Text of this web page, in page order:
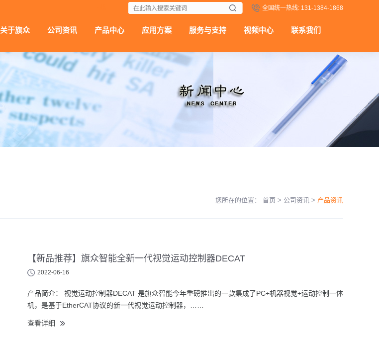
全国统一热线: 131-1384-1868
关于旗众 公司资讯 产品中心 应用方案 服务与支持 视频中心 联系我们
您所在的位置： 首页 > 公司资讯 > 产品资讯
【新品推荐】旗众智能全新一代视觉运动控制器DECAT
2022-06-16
产品简介： 视觉运动控制器DECAT 是旗众智能今年重磅推出的一款集成了PC+机器视觉+运动控制一体
机，是基于EtherCAT协议的新一代视觉运动控制器，……
查看详细